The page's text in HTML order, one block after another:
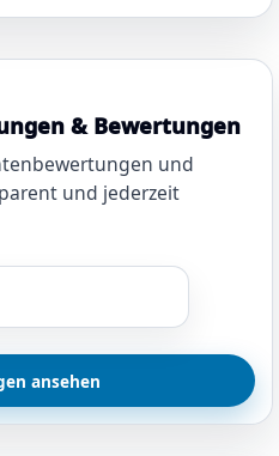
& Bewertungen
und
und jederzeit
ansehen